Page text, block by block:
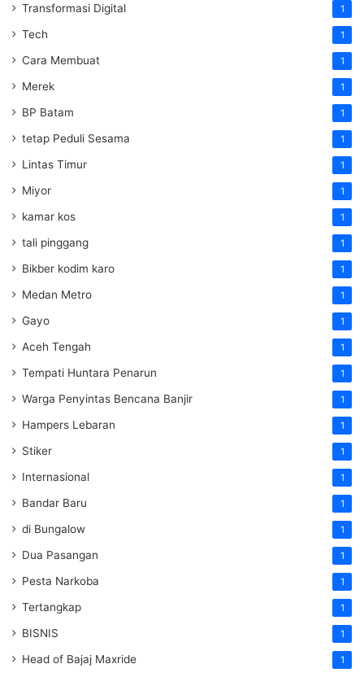
Transformasi Digital 1
Tech 1
Cara Membuat 1
Merek 1
BP Batam 1
tetap Peduli Sesama 1
Lintas Timur 1
Miyor 1
kamar kos 1
tali pinggang 1
Bikber kodim karo 1
Medan Metro 1
Gayo 1
Aceh Tengah 1
Tempati Huntara Penarun 1
Warga Penyintas Bencana Banjir 1
Hampers Lebaran 1
Stiker 1
Internasional 1
Bandar Baru 1
di Bungalow 1
Dua Pasangan 1
Pesta Narkoba 1
Tertangkap 1
BISNIS 1
Head of Bajaj Maxride 1